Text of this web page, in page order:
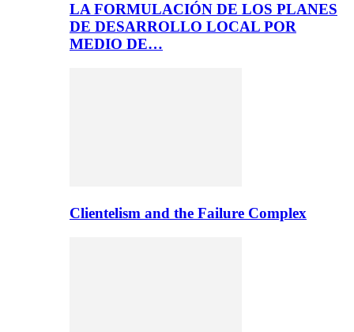
LA FORMULACIÓN DE LOS PLANES
DE DESARROLLO LOCAL POR
MEDIO DE…
Clientelism and the Failure Complex